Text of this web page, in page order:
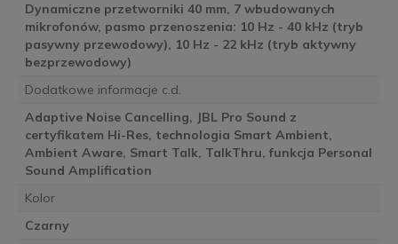
Dynamiczne przetworniki 40 mm, 7 wbudowanych
mikrofonów, pasmo przenoszenia: 10 Hz - 40 kHz (tryb
pasywny przewodowy), 10 Hz - 22 kHz (tryb aktywny
bezprzewodowy)
Dodatkowe informacje c.d.
Adaptive Noise Cancelling, JBL Pro Sound z
certyfikatem Hi-Res, technologia Smart Ambient,
Ambient Aware, Smart Talk, TalkThru, funkcja Personal
Sound Amplification
Kolor
Czarny